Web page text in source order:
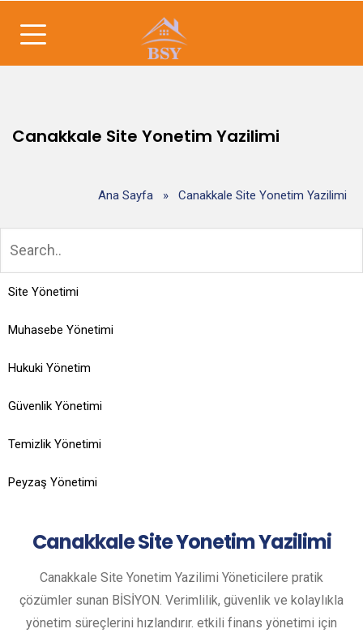
Canakkale Site Yonetim Yazilimi
Ana Sayfa » Canakkale Site Yonetim Yazilimi
Site Yönetimi
Muhasebe Yönetimi
Hukuki Yönetim
Güvenlik Yönetimi
Temizlik Yönetimi
Peyzaş Yönetimi
CanakkaleSite Yonetim Yazilimi
Canakkale Site Yonetim Yazilimi Yöneticilere pratik
çözümler sunan BİSİYON. Verimlilik, güvenlik ve kolaylıkla
yönetim süreçlerini hızlandırır. etkili finans yönetimi için